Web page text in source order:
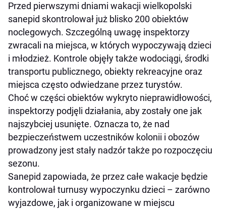
Przed pierwszymi dniami wakacji wielkopolski
sanepid skontrolował już blisko 200 obiektów
noclegowych. Szczególną uwagę inspektorzy
zwracali na miejsca, w których wypoczywają dzieci
i młodzież. Kontrole objęły także wodociągi, środki
transportu publicznego, obiekty rekreacyjne oraz
miejsca często odwiedzane przez turystów.
Choć w części obiektów wykryto nieprawidłowości,
inspektorzy podjęli działania, aby zostały one jak
najszybciej usunięte. Oznacza to, że nad
bezpieczeństwem uczestników kolonii i obozów
prowadzony jest stały nadzór także po rozpoczęciu
sezonu.
Sanepid zapowiada, że przez całe wakacje będzie
kontrolował turnusy wypoczynku dzieci – zarówno
wyjazdowe, jak i organizowane w miejscu